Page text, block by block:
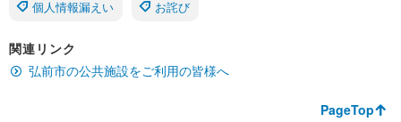
個人情報漏えい お詫び
関連リンク
弘前市の公共施設をご利用の皆様へ
PageTop